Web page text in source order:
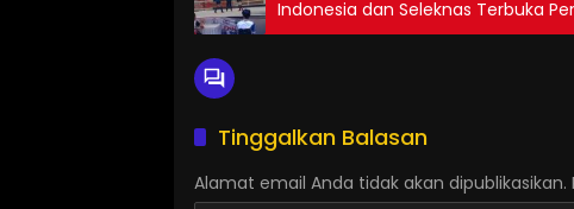
Indonesia dan Seleknas Terbuka
Tinggalkan Balasan
Alamat email Anda tidak akan dipublikasikan.